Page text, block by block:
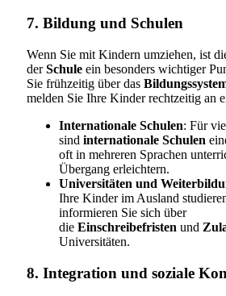
7. Bildung und Schulen
Wenn Sie mit Kindern umziehen, ist
derSchule ein besonders wichtiger
Sie frühzeitig über das
melden Sie Ihre Kinder rechtzeitig an
Internationale Schulen: Für
sind internationale Schulen
oft in mehreren Sprachen
Übergang erleichtern.
Universitäten und
Ihre Kinder im Ausland
informieren Sie sich über
die Einschreibefristen und
Universitäten.
8. Integration und soziale